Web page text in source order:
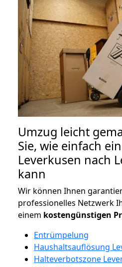
Umzug leicht
Sie, wie einfach
Leverkusen nach
kann
Wir können Ihnen
professionelles Netzwerk
einem kostengünstigen
Entrümpelung
Haushaltsauflösung
Halteverbotszone